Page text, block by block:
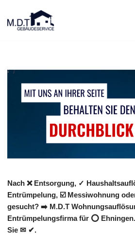
Zum
Nach ❌ Entsorgung, ✓
Entrümpelung, ☑️ Messiwohnung
gesucht? ➡️ M.D.T
Entrümpelungsfirma für ⭕
Sie ✉ ✔.